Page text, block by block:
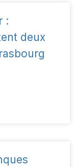
:
deux